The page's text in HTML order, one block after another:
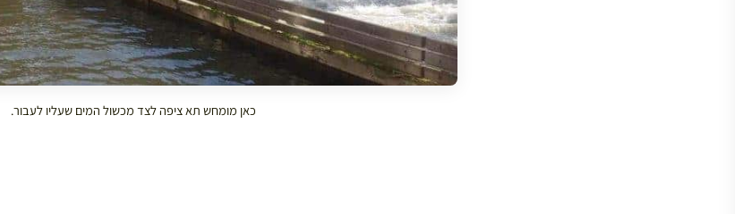
כאן מומחש תא ציפה לצד מכשול המים שעליו לעבור.